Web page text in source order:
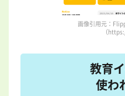
画像引用元：
（
教育
使わ